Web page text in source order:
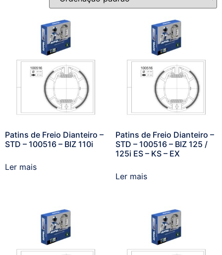
Patins de Freio Dianteiro –
STD – 100516 – BIZ 110i
Ler mais
Patins de Freio Dianteiro –
STD – 100516 – BIZ 125 /
125i ES – KS – EX
Ler mais